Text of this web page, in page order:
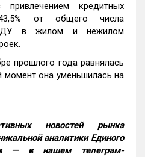
кредитных
от общего числа
ДДУ в жилом и нежилом
прошлого года равнялась
момент она уменьшилась на
новостей рынка
аналитики Единого
— в нашем телеграм-